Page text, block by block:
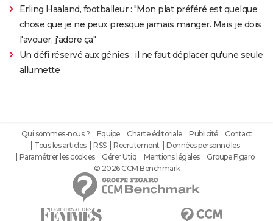
Erling Haaland, footballeur : "Mon plat préféré est quelque
chose que je ne peux presque jamais manger. Mais je dois
l'avouer, j'adore ça"
Un défi réservé aux génies : il ne faut déplacer qu'une seule
allumette
Qui sommes-nous ? Equipe Charte éditoriale Publicité
Contact
Tous les articles
RSS Recrutement
Données personnelles
Paramétrer les cookies
Gérer Utiq Mentions légales
Groupe Figaro
© 2026 CCM Benchmark